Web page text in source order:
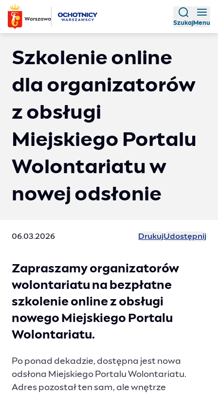
Szukaj Menu
Szkolenie online
dla organizatorów
z obsługi
Miejskiego Portalu
Wolontariatu w
nowej odsłonie
06.03.2026 DrukujUdostępnij
Zapraszamy organizatorów
wolontariatu na bezpłatne
szkolenie online z obsługi
nowego Miejskiego Portalu
Wolontariatu.
Po ponad dekadzie, dostępna jest nowa
odsłona Miejskiego Portalu Wolontariatu.
Adres pozostał ten sam, ale wnętrze